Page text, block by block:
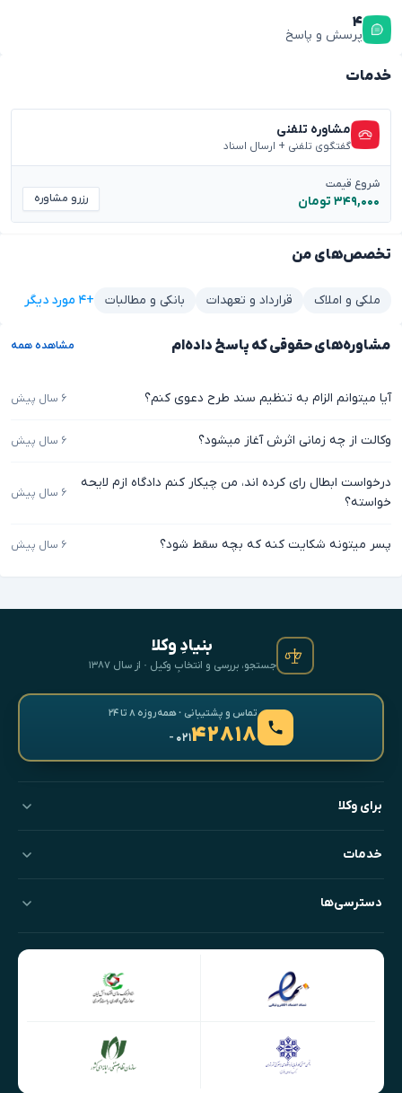
۴
پرسش و پاسخ
تخصص‌های من
ملکی و املاک قرارداد و تعهدات بانکی و مطالبات +۴ مورد دیگر
خدمات
مشاوره تلفنی
گفتگوی تلفنی + ارسال اسناد
شروع قیمت
۳۴۹,۰۰۰ تومان رزرو مشاوره
مشاوره‌های حقوقی که پاسخ داده‌ام مشاهده همه
آیا میتوانم الزام به تنظیم سند طرح دعوی کنم؟ ۶ سال پیش
وکالت از چه زمانی اثرش آغاز میشود؟ ۶ سال پیش
درخواست ابطال رای کرده اند، من چیکار کنم دادگاه ازم لایحه
خواسته؟
۶ سال پیش
پسر میتونه شکایت کنه که بچه سقط شود؟ ۶ سال پیش
بنیادِ وکلا
جستجو، بررسی و انتخابِ وکیل · از سال ۱۳۸۷
تماس و پشتیبانی · همه‌روزه ۸ تا ۲۴
۴۲۸۱۸- ۰۲۱
برای وکلا
خدمات
دسترسی‌ها